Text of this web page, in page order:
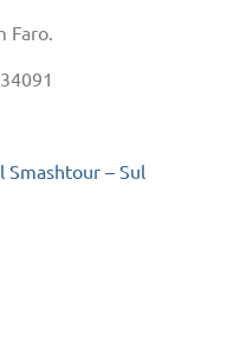
Faro.
– Sul